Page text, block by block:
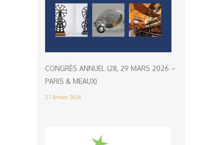
CONGRÈS ANNUEL (28, 29 MARS 2026 –
PARIS & MEAUX)
27 février 2026